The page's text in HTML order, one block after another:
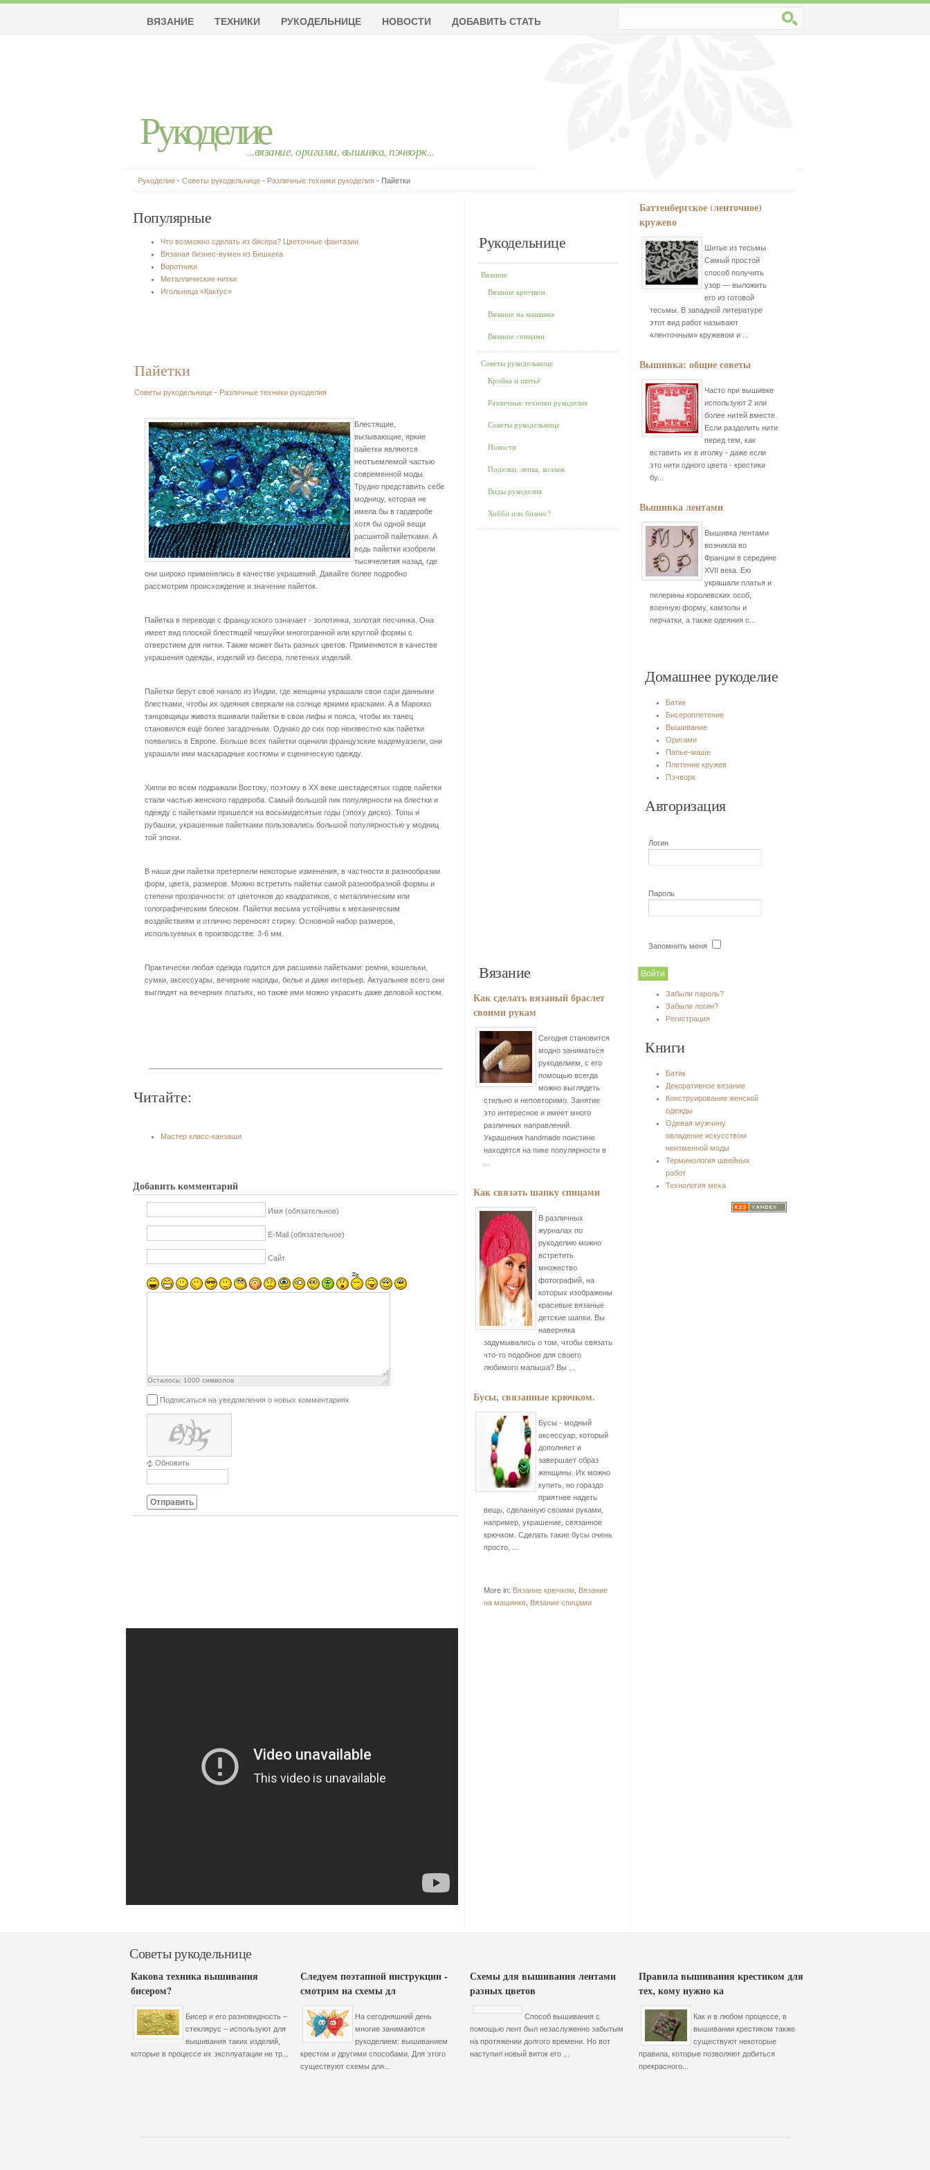
Рукоделие...вязание, оригами, вышивка, пэчворк...
ВЯЗАНИЕ ТЕХНИКИ РУКОДЕЛЬНИЦЕ НОВОСТИ ДОБАВИТЬ СТАТЬЮ
Рукоделие - Советы рукодельнице - Различные техники рукоделия - Пайетки
Популярные
Что возможно сделать из бисера? Цветочные фантазии
Вязаная бизнес-вумен из Бишкека
Воротники
Металлические нитки
Игольница «Кактус»
Пайетки
Советы рукодельнице - Различные техники рукоделия
Блестящие,
вызывающие, яркие
пайетки являются
неотъемлемой частью
современной моды.
Трудно представить себе
модницу, которая не
имела бы в гардеробе
хотя бы одной вещи
расшитой пайетками. А
ведь пайетки изобрели
тысячелетия назад, где
они широко применялись в качестве украшений. Давайте более подробно
рассмотрим происхождение и значение пайеток.
Пайетка в переводе с французского означает - золотинка, золотая песчинка. Она
имеет вид плоской блестящей чешуйки многогранной или круглой формы с
отверстием для нитки. Также может быть разных цветов. Применяется в качестве
украшения одежды, изделий из бисера, плетеных изделий.
Пайетки берут своё начало из Индии, где женщины украшали свои сари данными
блестками, чтобы их одеяния сверкали на солнце яркими красками. А в Марокко
танцовщицы живота вшивали пайетки в свои лифы и пояса, чтобы их танец
становился ещё более загадочным. Однако до сих пор неизвестно как пайетки
появились в Европе. Больше всех пайетки оценили французские мадемуазели, они
украшали ими маскарадные костюмы и сценическую одежду.
Хиппи во всем подражали Востоку, поэтому в ХХ веке шестидесятых годов пайетки
стали частью женского гардероба. Самый большой пик популярности на блестки и
одежду с пайетками пришелся на восьмидесятые годы (эпоху диско). Топы и
рубашки, украшенные пайетками пользовались большой популярностью у модниц
той эпохи.
В наши дни пайетки претерпели некоторые изменения, в частности в разнообразии
форм, цвета, размеров. Можно встретить пайетки самой разнообразной формы и
степени прозрачности: от цветочков до квадратиков, с металлическим или
голографическим блеском. Пайетки весьма устойчивы к механическим
воздействиям и отлично переносят стирку. Основной набор размеров,
используемых в производстве: 3-6 мм.
Практически любая одежда годится для расшивки пайетками: ремни, кошельки,
сумки, аксессуары, вечерние наряды, белье и даже интерьер. Актуальнее всего они
выглядят на вечерних платьях, но также ими можно украсить даже деловой костюм.
Читайте:
Мастер класс-канзаши
Добавить комментарий
Имя (обязательное)
E-Mail (обязательное)
Сайт
Осталось: 1000 символов
Подписаться на уведомления о новых комментариях
Обновить
Отправить
Рукодельнице
Вязание
Вязание крючком
Вязание на машинке
Вязание спицами
Советы рукодельнице
Кройка и шитьё
Различные техники рукоделия
Советы рукодельнице
Новости
Поделки, лепка, коллаж
Виды рукоделия
Хобби или бизнес?
Вязание
Как сделать вязаный браслет
своими рукам
Сегодня становится
модно заниматься
рукоделием, с его
помощью всегда
можно выглядеть
стильно и неповторимо. Занятие
это интересное и имеет много
различных направлений.
Украшения handmade поистине
находятся на пике популярности в
Как связать шапку спицами
В различных
журналах по
рукоделию можно
встретить
множество
фотографий, на
которых изображены
красивые вязаные
детские шапки. Вы
наверняка
задумывались о том, чтобы связать
что-то подобное для своего
любимого малыша? Вы ...
Бусы, связанные крючком.
Бусы - модный
аксессуар, который
дополняет и
завершает образ
женщины. Их можно
купить, но гораздо
приятнее надеть
вещь, сделанную своими руками,
например, украшение, связанное
крючком. Сделать такие бусы очень
просто, ...
More in: Вязание крючком
Вязание
на машинке Вязание спицами
Баттенбергское (ленточное)
кружево
Шитье из тесьмы
Самый простой
способ получить
узор — выложить
его из готовой
тесьмы. В западной литературе
этот вид работ называют
«ленточным» кружевом и ...
Вышивка: общие советы
Часто при вышивке
используют 2 или
более нитей вместе.
Если разделить нити
перед тем, как
вставить их в иголку - даже если
это нити одного цвета - крестики
бу...
Вышивка лентами
Вышивка лентами
возникла во
Франции в середине
XVII века. Ею
украшали платья и
пелерины королевских особ,
военную форму, камзолы и
перчатки, а также одеяния с...
Домашнее рукоделие
Батик
Бисероплетение
Вышивание
Оригами
Папье-маше
Плетение кружев
Пэчворк
Авторизация
Логин
Пароль
Запомнить меня
Забыли пароль?
Забыли логин?
Регистрация
Книги
Батик
Декоративное вязание
Конструирование женской
одежды
Одевая мужчину
овладение искусством
неизменной моды
Терминология швейных
работ
Технология меха
Советы рукодельнице
Какова техника вышивания
бисером?
Бисер и его разновидность –
стеклярус – используют для
вышивания таких изделий,
которые в процессе их эксплуатации не тр...
Следуем поэтапной инструкции -
смотрим на схемы дл
На сегодняшний день
многие занимаются
рукоделием: вышиванием
крестом и другими способами. Для этого
существуют схемы для...
Схемы для вышивания лентами
разных цветов
Способ вышивания с
помощью лент был незаслуженно забытым
на протяжении долгого времени. Но вот
наступил новый виток его ...
Правила вышивания крестиком для
тех, кому нужно ка
Как и в любом процессе, в
вышивании крестиком также
существуют некоторые
правила, которые позволяют добиться
прекрасного...